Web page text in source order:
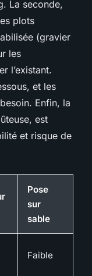
La seconde,
plots
(gravier
les
l’existant.
et les
Enfin, la
est
et risque de
Pose
sur
sable
Faible